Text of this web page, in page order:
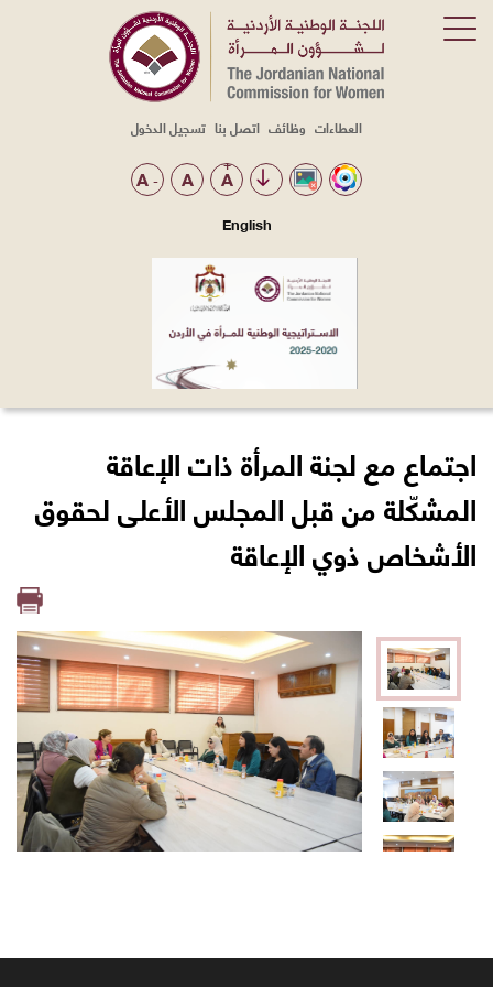
Top
العطاءات وظائف اتصل بنا تسجيل الدخول
- A +
A
English
اجتماع مع لجنة المرأة ذات الإعاقة
المشكّلة من قبل المجلس الأعلى لحقوق
الأشخاص ذوي الإعاقة